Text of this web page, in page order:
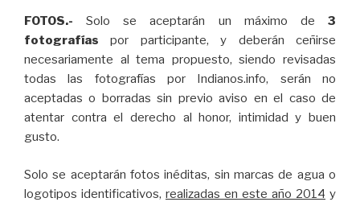
FOTOS.- Solo se aceptarán un máximo de 3
fotografías por participante, y deberán ceñirse
necesariamente al tema propuesto, siendo revisadas
todas las fotografías por Indianos.info, serán no
aceptadas o borradas sin previo aviso en el caso de
atentar contra el derecho al honor, intimidad y buen
gusto.
Solo se aceptarán fotos inéditas, sin marcas de agua o
logotipos identificativos, realizadas en este año 2014 y